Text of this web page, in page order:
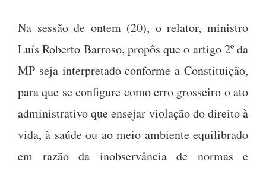
Na sessão de ontem (20), o relator, ministro
Luís Roberto Barroso, propôs que o artigo 2º da
MP seja interpretado conforme a Constituição,
para que se configure como erro grosseiro o ato
administrativo que ensejar violação do direito à
vida, à saúde ou ao meio ambiente equilibrado
em razão da inobservância de normas e